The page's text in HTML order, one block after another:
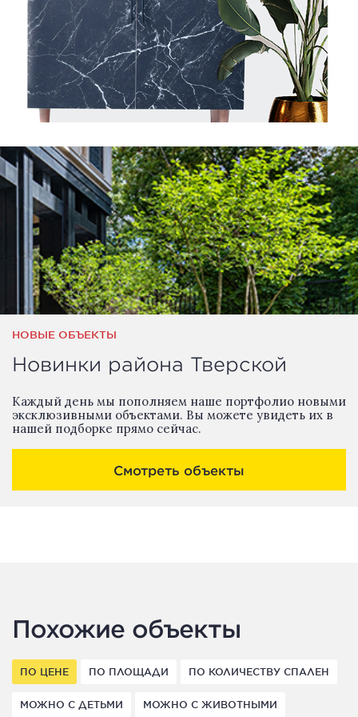
НОВЫЕ ОБЪЕКТЫ
Новинки района Тверской
Каждый день мы пополняем наше портфолио новыми
эксклюзивными объектами. Вы можете увидеть их в
нашей подборке прямо сейчас.
Смотреть объекты
Похожие объекты
ПО ЦЕНЕ ПО ПЛОЩАДИ ПО КОЛИЧЕСТВУ СПАЛЕН
МОЖНО С ДЕТЬМИ МОЖНО С ЖИВОТНЫМИ